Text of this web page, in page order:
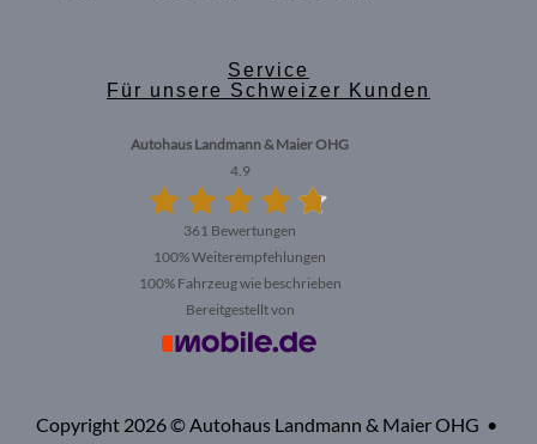
Service
Für unsere Schweizer Kunden
Autohaus Landmann & Maier OHG
4.9
361 Bewertungen
100%Weiterempfehlungen
100%Fahrzeug wie beschrieben
Bereitgestellt von
Copyright 2026 © Autohaus Landmann & Maier OHG •